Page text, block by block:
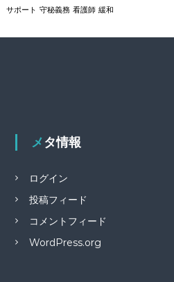
サポート 守秘義務 看護師 緩和
メタ情報
ログイン
投稿フィード
コメントフィード
WordPress.org